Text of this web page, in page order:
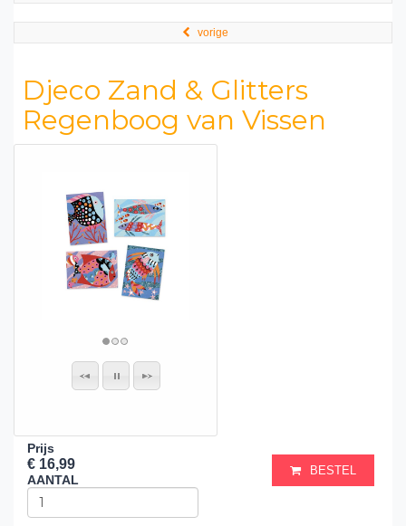
vorige
Djeco Zand & Glitters
Regenboog van Vissen
Prijs
€ 16,99
AANTAL
BESTEL